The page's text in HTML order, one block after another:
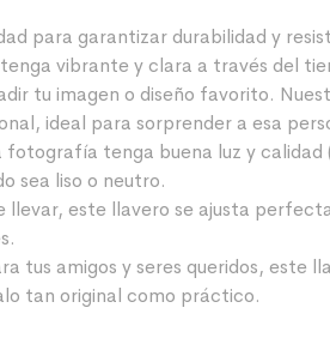
para garantizar durabilidad y
vibrante y clara a través del
tu imagen o diseño favorito.
ideal para sorprender a esa
tenga buena luz y calidad
sea liso o neutro.
este llavero se ajusta
tus amigos y seres queridos, este
tan original como práctico.